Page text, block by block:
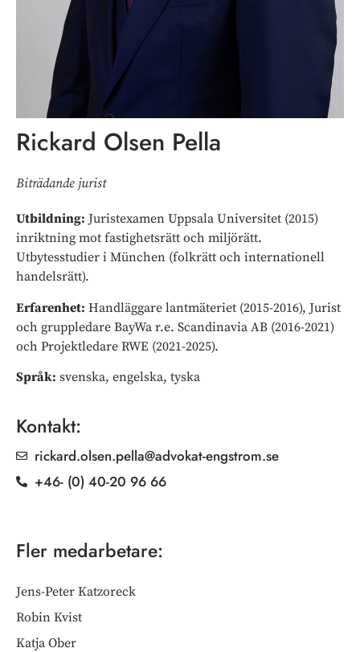
Fler medarbetare:
Jens-Peter Katzoreck
Robin Kvist
Katja Ober
Rickard Olsen Pella
Biträdande jurist
Utbildning: Juristexamen Uppsala Universitet (2015)
inriktning mot fastighetsrätt och miljörätt.
Utbytesstudier i München (folkrätt och internationell
handelsrätt).
Erfarenhet: Handläggare lantmäteriet (2015-2016), Jurist
och gruppledare BayWa r.e. Scandinavia AB (2016-2021)
och Projektledare RWE (2021-2025).
Språk: svenska, engelska, tyska
Kontakt:
rickard.olsen.pella@advokat-engstrom.se
+46- (0) 40-20 96 66